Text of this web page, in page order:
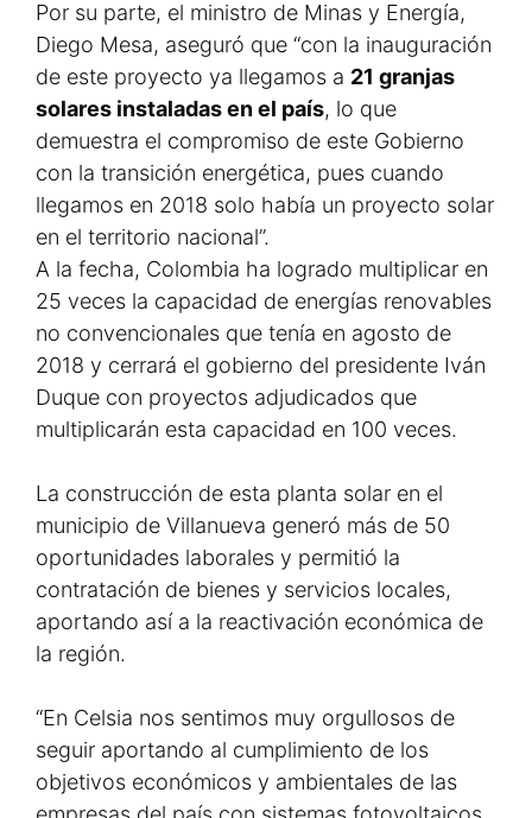
Por su parte, el ministro de Minas y Energía,
Diego Mesa, aseguró que “con la inauguración
de este proyecto ya llegamos a 21 granjas
solares instaladas en el país, lo que
demuestra el compromiso de este Gobierno
con la transición energética, pues cuando
llegamos en 2018 solo había un proyecto solar
en el territorio nacional”.
A la fecha, Colombia ha logrado multiplicar en
25 veces la capacidad de energías renovables
no convencionales que tenía en agosto de
2018 y cerrará el gobierno del presidente Iván
Duque con proyectos adjudicados que
multiplicarán esta capacidad en 100 veces.
La construcción de esta planta solar en el
municipio de Villanueva generó más de 50
oportunidades laborales y permitió la
contratación de bienes y servicios locales,
aportando así a la reactivación económica de
la región.
“En Celsia nos sentimos muy orgullosos de
seguir aportando al cumplimiento de los
objetivos económicos y ambientales de las